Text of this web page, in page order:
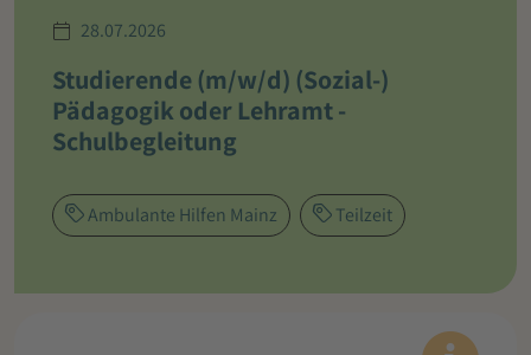
28.07.2026
Studierende (m/w/d) (Sozial-)
Pädagogik oder Lehramt -
Schulbegleitung
Ambulante Hilfen Mainz Teilzeit